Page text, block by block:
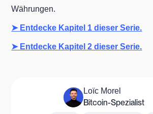
Währungen.
➤ Entdecke Kapitel 1 dieser Serie.
➤ Entdecke Kapitel 2 dieser Serie.
Loïc Morel
Bitcoin-Spezialist